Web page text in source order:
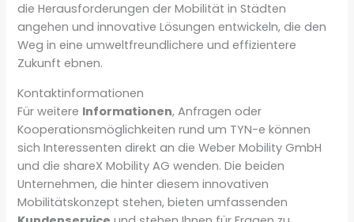
die Herausforderungen der Mobilität in Städten
angehen und innovative Lösungen entwickeln, die den
Weg in eine umweltfreundlichere und effizientere
Zukunft ebnen.
Kontaktinformationen
Für weitere Informationen, Anfragen oder
Kooperationsmöglichkeiten rund um TYN-e können
sich Interessenten direkt an die Weber Mobility GmbH
und die shareX Mobility AG wenden. Die beiden
Unternehmen, die hinter diesem innovativen
Mobilitätskonzept stehen, bieten umfassenden